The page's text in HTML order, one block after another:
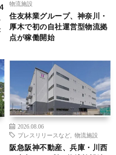
物流施設
住友林業グループ、神奈川・
厚木で初の自社運営型物流拠
点が稼働開始
2026.08.06
プレスリリースなど
物流施設
阪急阪神不動産、兵庫・川西